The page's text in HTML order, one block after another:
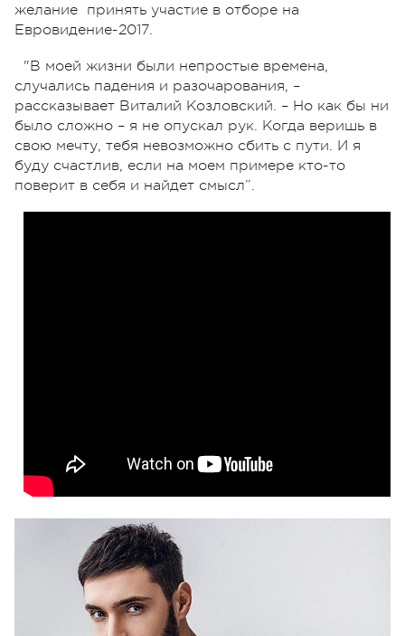
желание принять участие в отборе на
Евровидение-2017.
"В моей жизни были непростые времена,
случались падения и разочарования, –
рассказывает Виталий Козловский. – Но как бы ни
было сложно – я не опускал рук. Когда веришь в
свою мечту, тебя невозможно сбить с пути. И я
буду счастлив, если на моем примере кто-то
поверит в себя и найдет смысл”.